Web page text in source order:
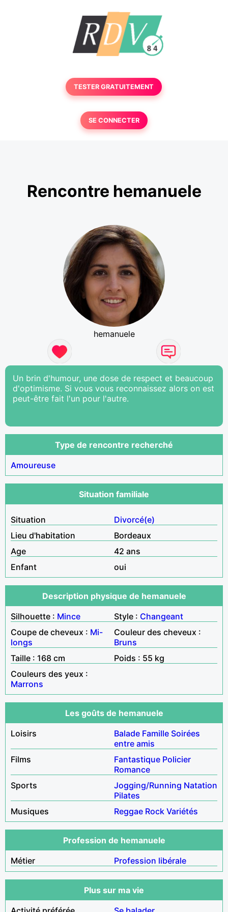
TESTER GRATUITEMENT
SE CONNECTER
Rencontre hemanuele
hemanuele
Un brin d'humour, une dose de respect et beaucoup
d'optimisme. Si vous vous reconnaissez alors on est
peut-être fait l'un pour l'autre.
Type de rencontre recherché
Amoureuse
Situation familiale
Situation
Divorcé(e)
Lieu d'habitation
Bordeaux
Age
42 ans
Enfant
oui
Description physique de hemanuele
Silhouette : Mince Style : Changeant
Coupe de cheveux : Mi-
longs
Couleur des cheveux :
Bruns
Taille : 168 cm
Poids : 55 kg
Couleurs des yeux :
Marrons
Les goûts de hemanuele
Loisirs
Balade Famille Soirées
entre amis
Films
Fantastique Policier
Romance
Sports
Jogging/Running Natation
Pilates
Musiques
Reggae Rock Variétés
Profession de hemanuele
Métier
Profession libérale
Plus sur ma vie